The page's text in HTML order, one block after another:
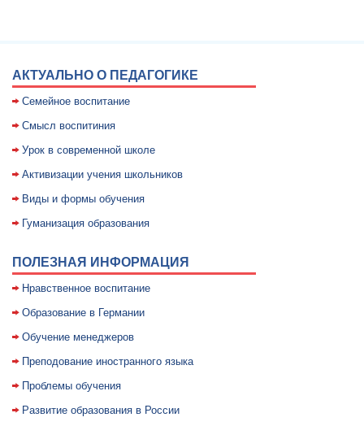
АКТУАЛЬНО О ПЕДАГОГИКЕ
Семейное воспитание
Смысл воспитиния
Уpок в совpеменной школе
Активизации учения школьников
Виды и формы обучения
Гуманизация образования
ПОЛЕЗНАЯ ИНФОРМАЦИЯ
Нравственное воспитание
Образование в Германии
Обучение менеджеров
Преподование иностранного языка
Проблемы обучения
Развитие образования в России